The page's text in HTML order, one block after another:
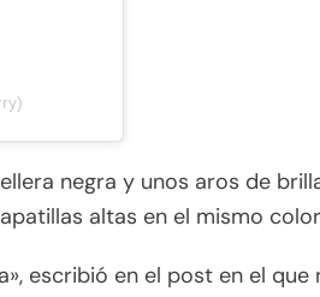
negra y unos aros de
altas en el mismo
escribió en el post en el